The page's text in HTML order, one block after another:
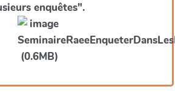
enquêtes".